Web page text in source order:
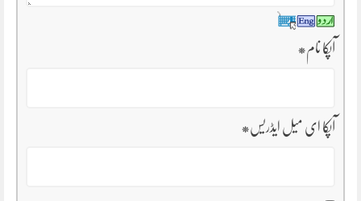
آپکا نام*
آپکا ای میل ایڈریس*